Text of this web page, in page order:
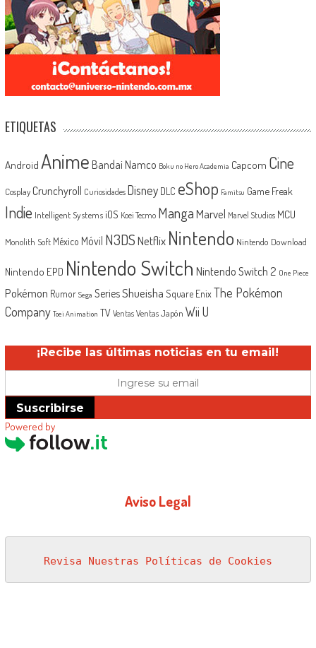
ETIQUETAS
Android Anime Bandai Namco Boku no Hero Academia Capcom Cine
Cosplay Crunchyroll Curiosidades Disney DLC eShop Famitsu Game Freak
Indie Intelligent Systems iOS Koei Tecmo MangaMarvel Marvel Studios MCU
Monolith Soft México Móvil N3DSNetflix Nintendo Nintendo Download
Nintendo EPD Nintendo Switch Nintendo Switch 2 One Piece
Pokémon Rumor Sega SeriesShueisha Square EnixThe Pokémon
Company Toei Animation TV Ventas Ventas Japón Wii U
¡Recibe las últimas noticias en tu email!
Suscribirse
Powered by
Aviso Legal
Revisa Nuestras Políticas de Cookies